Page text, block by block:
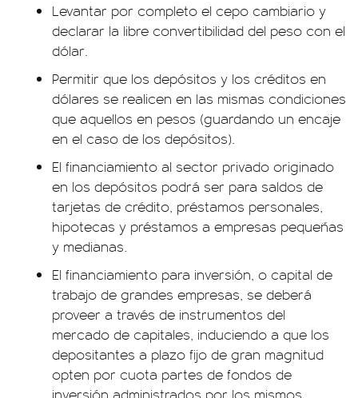
Levantar por completo el cepo cambiario y
declarar la libre convertibilidad del peso con el
dólar.
Permitir que los depósitos y los créditos en
dólares se realicen en las mismas condiciones
que aquellos en pesos (guardando un encaje
en el caso de los depósitos).
El financiamiento al sector privado originado
en los depósitos podrá ser para saldos de
tarjetas de crédito, préstamos personales,
hipotecas y préstamos a empresas pequeñas
y medianas.
El financiamiento para inversión, o capital de
trabajo de grandes empresas, se deberá
proveer a través de instrumentos del
mercado de capitales, induciendo a que los
depositantes a plazo fijo de gran magnitud
opten por cuota partes de fondos de
inversión administrados por los mismos